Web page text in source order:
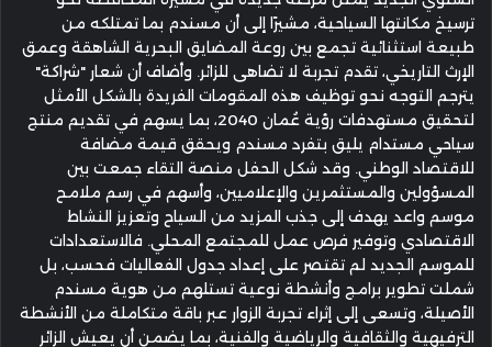
ترسيخ مكانتها السياحية، مشيرًا إلى أن مسندم بما تمتلكه من
طبيعة استثنائية تجمع بين روعة المضايق البحرية الشاهقة وعمق
الإرث التاريخي، تقدم تجربة لا تضاهى للزائر. وأضاف أن شعار "شراكة"
يترجم التوجه نحو توظيف هذه المقومات الفريدة بالشكل الأمثل
لتحقيق مستهدفات رؤية عُمان 2040، بما يسهم في تقديم منتج
سياحي مستدام يليق بتفرد مسندم ويحقق قيمة مضافة
للاقتصاد الوطني. وقد شكل الحفل منصة التقاء جمعت بين
المسؤولين والمستثمرين والإعلاميين، وأسهم في رسم ملامح
موسم واعد يهدف إلى جذب المزيد من السياح وتعزيز النشاط
الاقتصادي وتوفير فرص عمل للمجتمع المحلي. فالاستعدادات
للموسم الجديد لم تقتصر على إعداد جدول الفعاليات فحسب، بل
شملت تطوير برامج وأنشطة نوعية تستلهم من هوية مسندم
الأصيلة، وتسعى إلى إثراء تجربة الزوار عبر باقة متكاملة من الأنشطة
الترفيهية والثقافية والرياضية والفنية، بما يضمن أن يعيش الزائر